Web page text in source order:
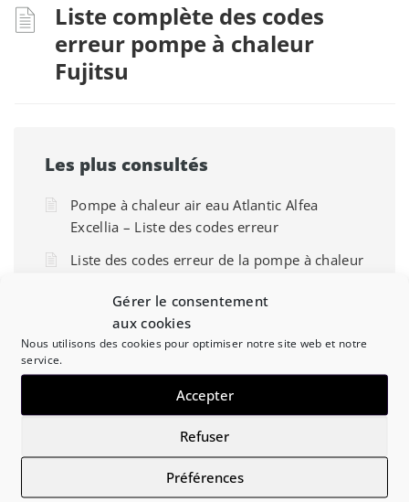
Gérer le consentement
aux cookies
Nous utilisons des cookies pour optimiser notre site web et notre
service.
Accepter
Refuser
Préférences
Liste complète des codes
erreur pompe à chaleur
Fujitsu
Les plus consultés
Pompe à chaleur air eau Atlantic Alfea
Excellia – Liste des codes erreur
Liste des codes erreur de la pompe à chaleur
Liste des codes erreur de la pompe à chaleur
air eau Chaffoteaux Arianext Compact M
Liste des codes erreur de la pompe à chaleur
air eau Ecodan Hydrobox
air eau De Dietrich Alezio AWHP-V200